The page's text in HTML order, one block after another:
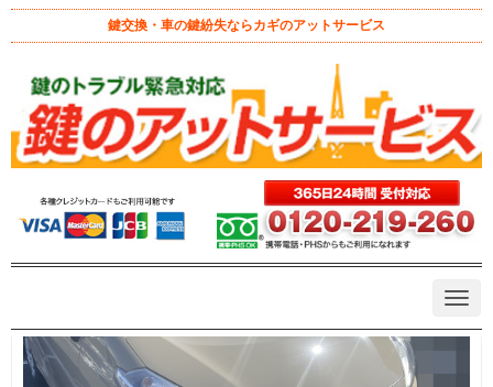
鍵交換・車の鍵紛失ならカギのアットサービス
N
v